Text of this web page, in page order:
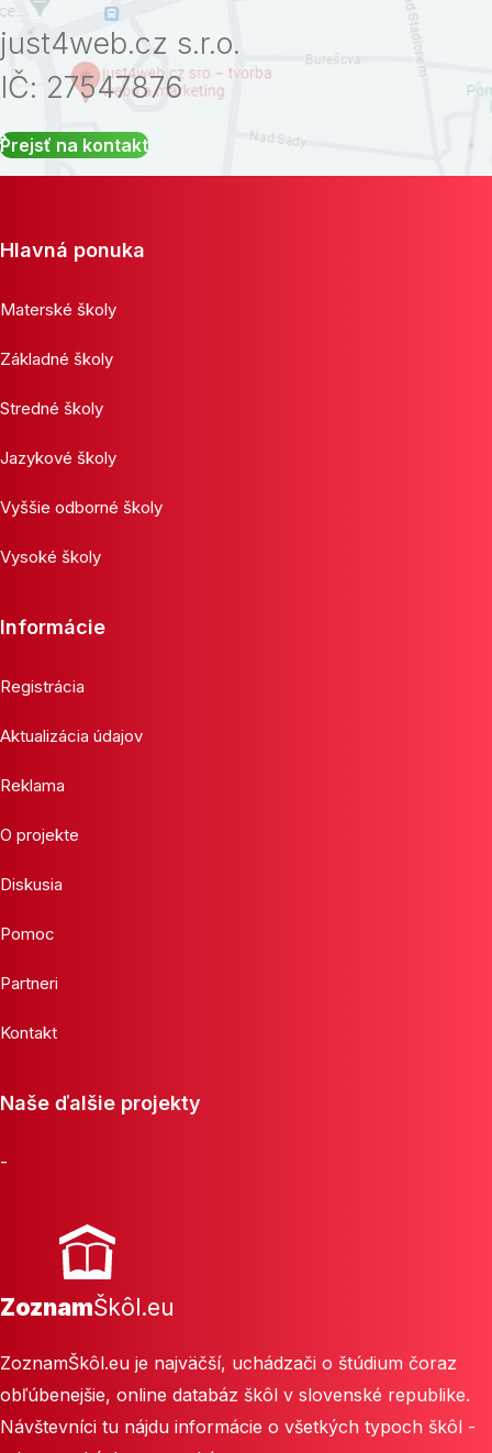
just4web.cz s.r.o.
IČ: 27547876
Prejsť na kontakt
Hlavná ponuka
Materské školy
Základné školy
Stredné školy
Jazykové školy
Vyššie odborné školy
Vysoké školy
Informácie
Registrácia
Aktualizácia údajov
Reklama
O projekte
Diskusia
Pomoc
Partneri
Kontakt
Naše ďalšie projekty
-
ZoznamŠkôl.eu
ZoznamŠkôl.eu je najväčší, uchádzači o štúdium čoraz
obľúbenejšie, online databáz škôl v slovenské republike.
Návštevníci tu nájdu informácie o všetkých typoch škôl -